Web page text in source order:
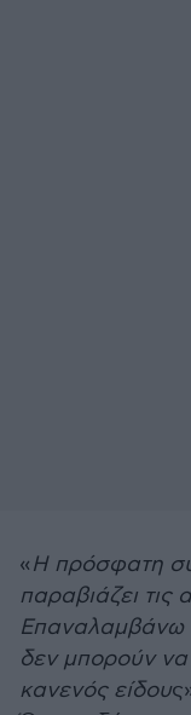
«Η πρόσφατη
παραβιάζει
Επαναλαμβάνω
δεν μπορούν
κανενός είδου